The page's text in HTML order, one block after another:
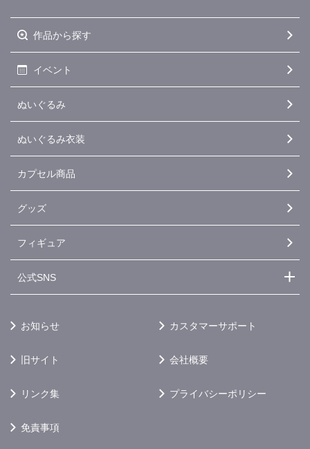
作品から探す
イベント
ぬいぐるみ
ぬいぐるみ衣装
カプセル商品
グッズ
フィギュア
公式SNS
お知らせ カスタマーサポート
旧サイト 会社概要
リンク集 プライバシーポリシー
免責事項